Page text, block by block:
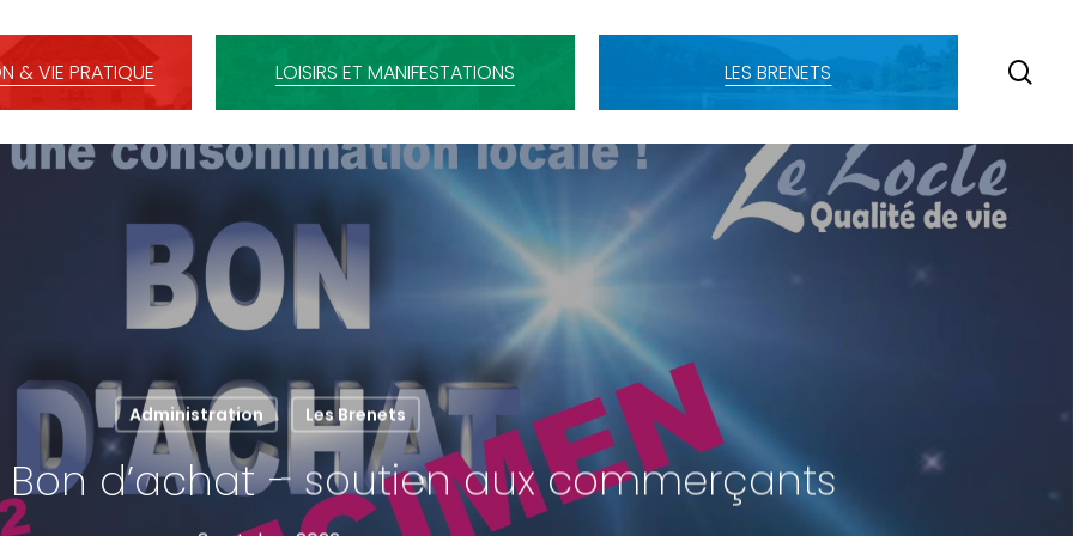
& VIE PRATIQUE LOISIRS ET MANIFESTATIONS LES BRENETS
Administration Les Brenets
: Bon d’achat – soutien aux commerçants